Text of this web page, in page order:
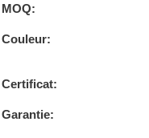
MOQ:
Couleur:
Certificat:
Garantie: